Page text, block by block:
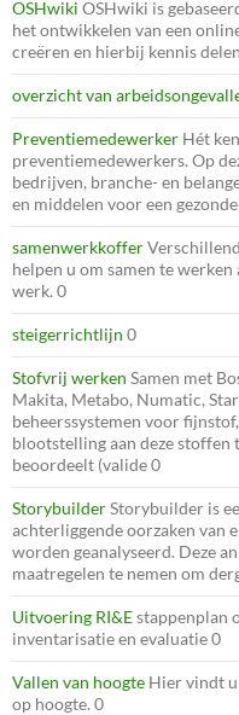
OSHwiki OSHwiki is
het ontwikkelen van een
creëren en hierbij kennis
overzicht van
Preventiemedewerker Hét
preventiemedewerkers. Op
bedrijven, branche- en
en middelen voor een
samenwerkkoffer
helpen u om samen te
werk. 0
steigerrichtlijn 0
Stofvrij werken Samen met
Makita, Metabo, Numatic,
beheerssystemen voor
blootstelling aan deze stoffen
beoordeelt (valide 0
StorybuilderStorybuilder is
achterliggende oorzaken van
worden geanalyseerd. Deze
maatregelen te nemen om
Uitvoering RI&Estappenplan
inventarisatie en evaluatie 0
Vallen van hoogte Hier vindt
op hoogte. 0